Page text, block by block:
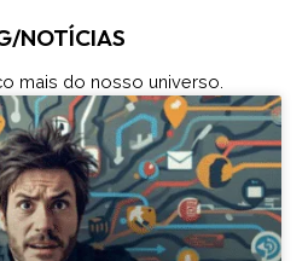
NOTÍCIAS
mais do nosso universo.